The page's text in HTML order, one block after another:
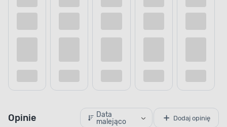
Opinie
Data
malejąco
Dodaj opinię